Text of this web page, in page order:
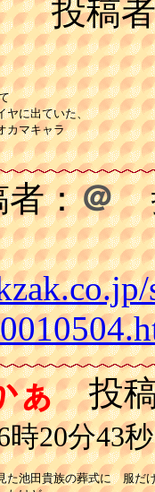
投稿
ヤに出ていた、
カマキャラ
：＠
ぁ投稿
時20分43秒
た池田貴族の葬式に　服だ